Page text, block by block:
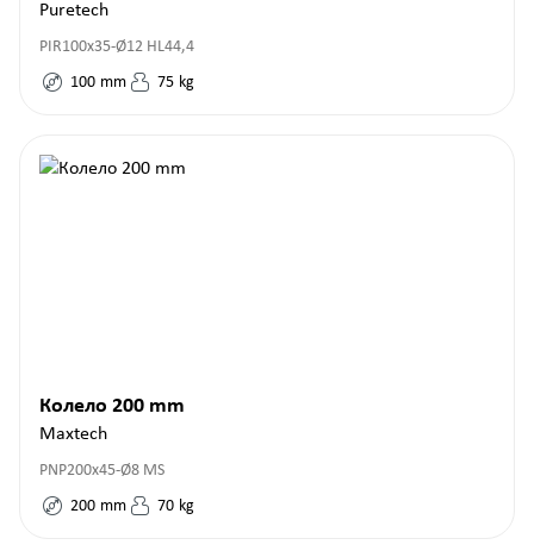
Puretech
PIR100x35-Ø12 HL44,4
100 mm 75 kg
Колело 200 mm
Maxtech
PNP200x45-Ø8 MS
200 mm 70 kg